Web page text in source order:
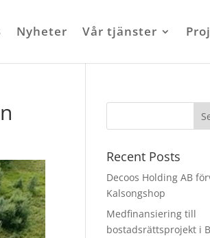
Nyheter Vår tjänster
Recent Posts
Decoos Holding AB
Kalsongshop
Medfinansiering till
bostadsrättsprojekt i